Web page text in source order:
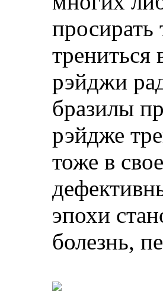
просирать
трениться
рэйджи
бразилы
рэйдже
тоже в
эпохи
болезнь,